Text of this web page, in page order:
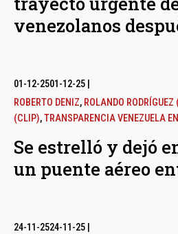
venezolanos
01-12-2501-12-25
ROBERTO DENIZ, ROLANDO
(CLIP),TRANSPARENCIA VENEZUELA
Se estrelló y dejó
un puente aéreo
24-11-2524-11-25